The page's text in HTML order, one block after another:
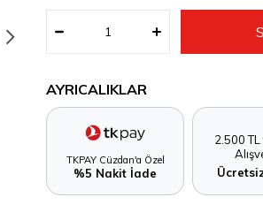
AYRICALIKLAR
TKPAY Cüzdan'a Özel
%5 Nakit İade
2.500